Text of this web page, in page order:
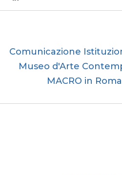
Comunicazione
Museo d'Arte
MACRO in